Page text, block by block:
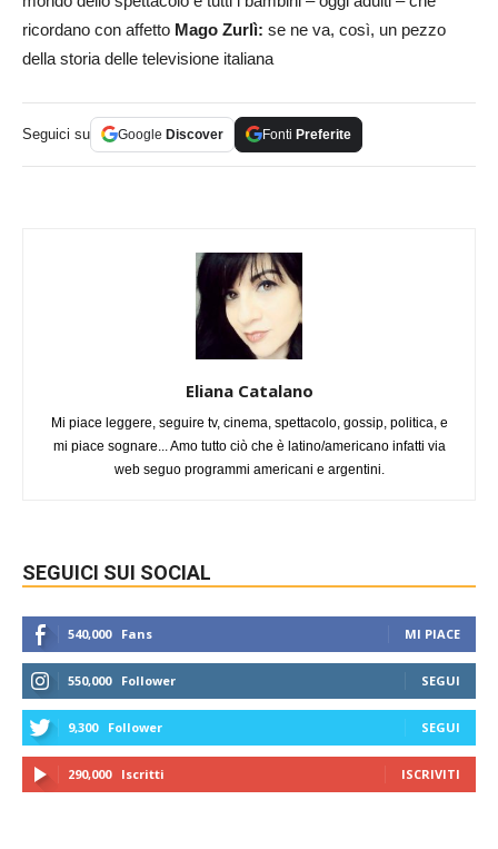
ricordano con affetto Mago Zurlì: se ne va, così, un pezzo
della storia delle televisione italiana
Seguici su Google Discover Fonti Preferite
Eliana Catalano
Mi piace leggere, seguire tv, cinema, spettacolo, gossip, politica, e
mi piace sognare... Amo tutto ciò che è latino/americano infatti via
web seguo programmi americani e argentini.
SEGUICI SUI SOCIAL
540,000 Fans MI PIACE
550,000 Follower SEGUI
9,300 Follower SEGUI
290,000 Iscritti ISCRIVITI